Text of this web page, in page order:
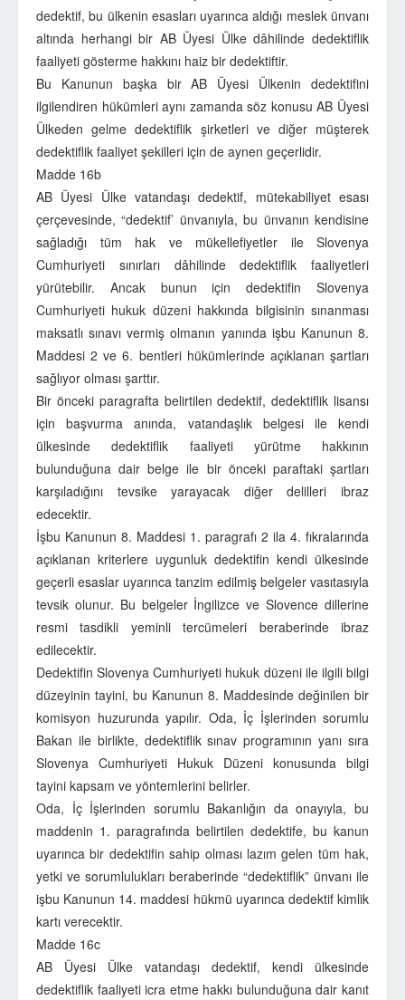
dedektif, bu ülkenin esasları uyarınca aldığı meslek ünvanı
altında herhangi bir AB Üyesi Ülke dâhilinde dedektiflik
faaliyeti gösterme hakkını haiz bir dedektiftir.
Bu Kanunun başka bir AB Üyesi Ülkenin dedektifini
ilgilendiren hükümleri aynı zamanda söz konusu AB Üyesi
Ülkeden gelme dedektiflik şirketleri ve diğer müşterek
dedektiflik faaliyet şekilleri için de aynen geçerlidir.
Madde 16b
AB Üyesi Ülke vatandaşı dedektif, mütekabiliyet esası
çerçevesinde, “dedektif’ ünvanıyla, bu ünvanın kendisine
sağladığı tüm hak ve mükellefiyetler ile Slovenya
Cumhuriyeti sınırları dâhilinde dedektiflik faaliyetleri
yürütebilir. Ancak bunun için dedektifin Slovenya
Cumhuriyeti hukuk düzeni hakkında bilgisinin sınanması
maksatlı sınavı vermiş olmanın yanında işbu Kanunun 8.
Maddesi 2 ve 6. bentleri hükümlerinde açıklanan şartları
sağlıyor olması şarttır.
Bir önceki paragrafta belirtilen dedektif, dedektiflik lisansı
için başvurma anında, vatandaşlık belgesi ile kendi
ülkesinde dedektiflik faaliyeti yürütme hakkının
bulunduğuna dair belge ile bir önceki paraftaki şartları
karşıladığını tevsike yarayacak diğer delilleri ibraz
edecektir.
İşbu Kanunun 8. Maddesi 1. paragrafı 2 ila 4. fıkralarında
açıklanan kriterlere uygunluk dedektifin kendi ülkesinde
geçerli esaslar uyarınca tanzim edilmiş belgeler vasıtasıyla
tevsik olunur. Bu belgeler İngilizce ve Slovence dillerine
resmi tasdikli yeminli tercümeleri beraberinde ibraz
edilecektir.
Dedektifin Slovenya Cumhuriyeti hukuk düzeni ile ilgili bilgi
düzeyinin tayini, bu Kanunun 8. Maddesinde değinilen bir
komisyon huzurunda yapılır. Oda, İç İşlerinden sorumlu
Bakan ile birlikte, dedektiflik sınav programının yanı sıra
Slovenya Cumhuriyeti Hukuk Düzeni konusunda bilgi
tayini kapsam ve yöntemlerini belirler.
Oda, İç İşlerinden sorumlu Bakanlığın da onayıyla, bu
maddenin 1. paragrafında belirtilen dedektife, bu kanun
uyarınca bir dedektifin sahip olması lazım gelen tüm hak,
yetki ve sorumlulukları beraberinde “dedektiflik” ünvanı ile
işbu Kanunun 14. maddesi hükmü uyarınca dedektif kimlik
kartı verecektir.
Madde 16c
AB Üyesi Ülke vatandaşı dedektif, kendi ülkesinde
dedektiflik faaliyeti icra etme hakkı bulunduğuna dair kanıt